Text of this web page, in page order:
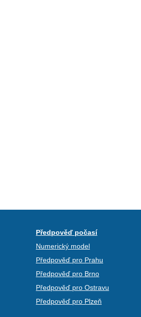
Předpověď počasí
Numerický model
Předpověď pro Prahu
Předpověď pro Brno
Předpověď pro Ostravu
Předpověď pro Plzeň